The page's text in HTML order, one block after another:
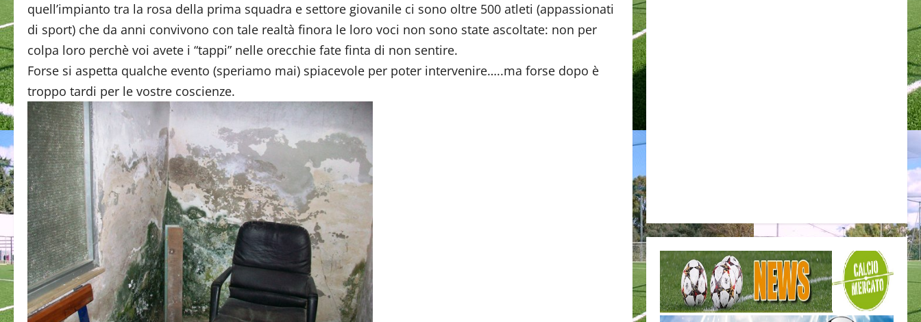
quell’impianto tra la rosa della prima squadra e settore giovanile ci sono oltre 500 atleti (appassionati
di sport) che da anni convivono con tale realtà finora le loro voci non sono state ascoltate: non per
colpa loro perchè voi avete i “tappi” nelle orecchie fate finta di non sentire.
Forse si aspetta qualche evento (speriamo mai) spiacevole per poter intervenire…..ma forse dopo è
troppo tardi per le vostre coscienze.